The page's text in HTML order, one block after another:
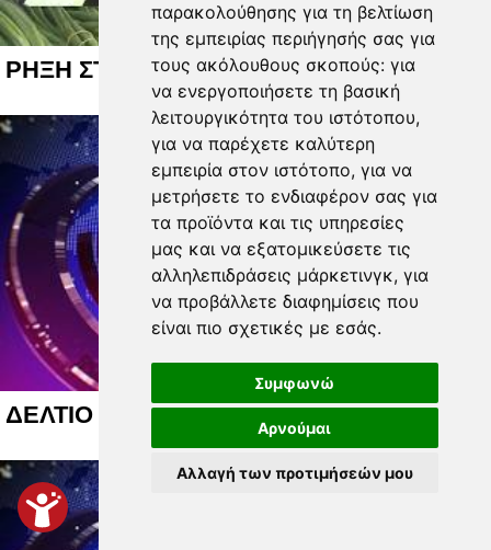
παρακολούθησης για τη βελτίωση
της εμπειρίας περιήγησής σας για
τους ακόλουθους σκοπούς: για
να ενεργοποιήσετε τη βασική
λειτουργικότητα του ιστότοπου,
για να παρέχετε καλύτερη
εμπειρία στον ιστότοπο, για να
μετρήσετε το ενδιαφέρον σας για
τα προϊόντα και τις υπηρεσίες
μας και να εξατομικεύσετε τις
αλληλεπιδράσεις μάρκετινγκ, για
να προβάλλετε διαφημίσεις που
είναι πιο σχετικές με εσάς.
Συμφωνώ
Αρνούμαι
Αλλαγή των προτιμήσεών μου
ΡΗΞΗ ΣΤΙΣ ΛΑΪΚΕΣ ΑΓΟΡΕΣ 07 08 2026
ΔΕΛΤΙΟ ΕΙΔΗΣΕΩΝ 06 08 2026